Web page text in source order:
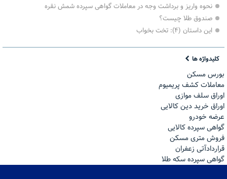
نحوه واریز و برداشت وجه در معاملات گواهی سپرده شمش نقره
صندوق طلا چیست؟
این داستان (۴): تخت بخواب
کلیدواژه ها
بورس مسکن
معاملات کشف پریمیوم
اوراق سلف موازی
اوراق خرید دین کالایی
عرضه خودرو
گواهی سپرده کالایی
فروش مترى مسكن
قراردادآتی زعفران
گواهی سپرده سکه طلا